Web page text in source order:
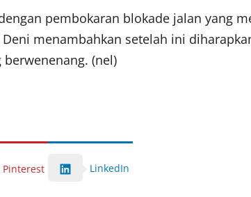
pembokaran blokade jalan yang
menambahkan setelah ini
(nel)
Pinterest LinkedIn